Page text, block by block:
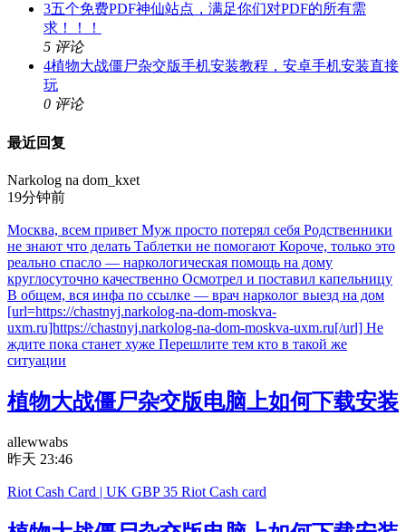
3五个免费PDF神仙站点，满足你们对PDF的所有需
求！！！
5 评论
4植物大战僵尸杂交版手机安装教程，安卓手机安装直接
玩
0 评论
最近回复
Narkolog na dom_kxet
19分钟前
Москва, всем привет Муж просто потерял себя Родственники
не знают что делать Таблетки не помогают Короче, только это
реально спасло — наркологическая помощь на дому
круглосуточно качественно Осмотрел и поставил капельницу
В общем, вся инфа по ссылке — врач нарколог выезд на дом
[url=https://chastnyj.narkolog-na-dom-moskva-
uxm.ru]https://chastnyj.narkolog-na-dom-moskva-uxm.ru[/url] Не
ждите пока станет хуже Перешлите тем кто в такой же
ситуации
植物大战僵尸杂交版电脑上如何下载安装
allewwabs
昨天 23:46
Riot Cash Card | UK GBP 35 Riot Cash card